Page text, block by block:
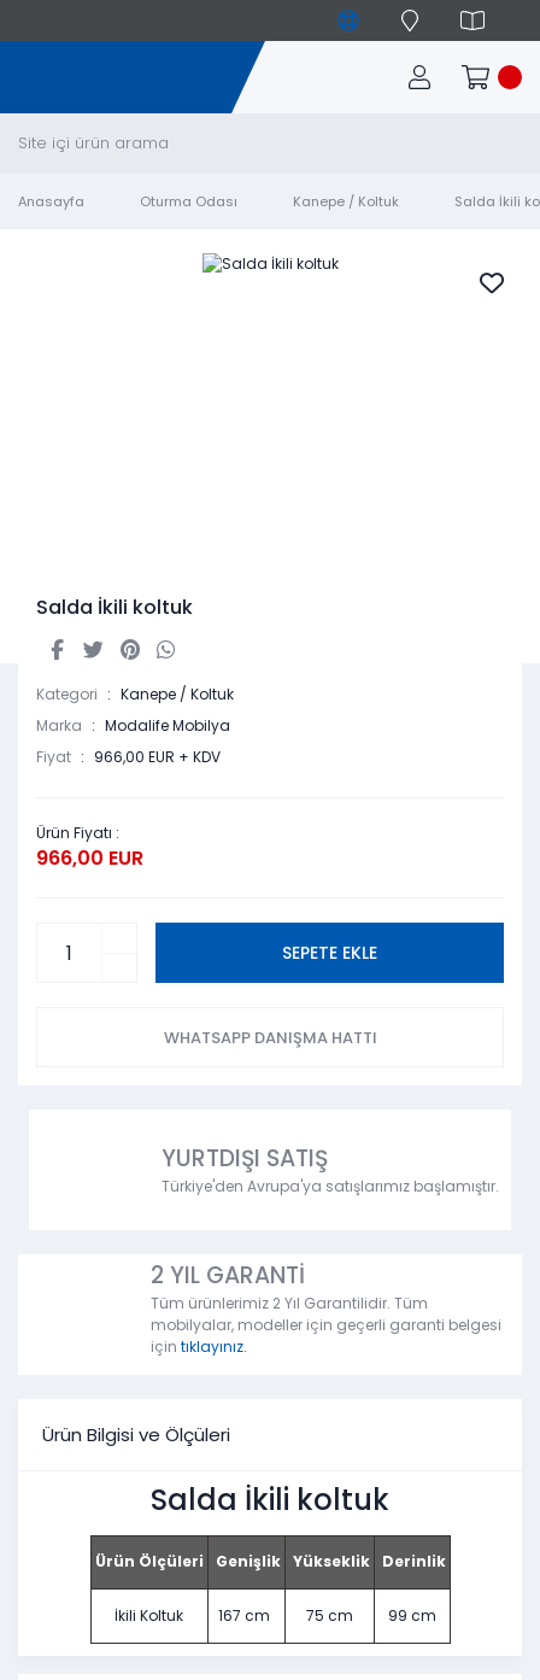
Anasayfa Oturma Odası Kanepe / Koltuk Salda İkili
Salda İkili koltuk
Kategori
Kanepe / Koltuk
Marka
Modalife Mobilya
Fiyat
966,00 EUR + KDV
Ürün Fiyatı :
966,00 EUR
SEPETE EKLE
WHATSAPP DANIŞMA HATTI
YURTDIŞI SATIŞ
Türkiye'den Avrupa'ya satışlarımız başlamıştır.
2 YIL GARANTİ
Tüm ürünlerimiz 2 Yıl Garantilidir. Tüm
mobilyalar, modeller için geçerli garanti belgesi
için tıklayınız.
Ürün Bilgisi ve Ölçüleri
Salda İkili koltuk
Ürün Ölçüleri Genişlik Yükseklik Derinlik
İkili Koltuk 167 cm 75 cm 99 cm